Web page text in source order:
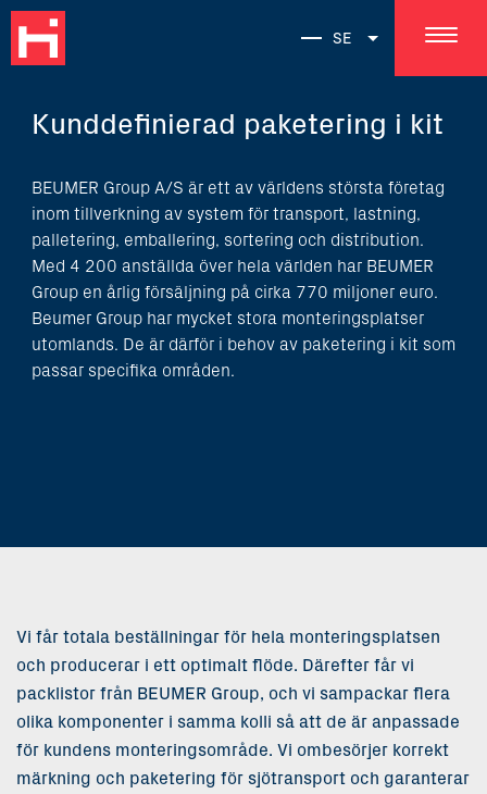
SE
Kunddefinierad paketering i kit
BEUMER Group A/S är ett av världens största företag
inom tillverkning av system för transport, lastning,
palletering, emballering, sortering och distribution.
Med 4 200 anställda över hela världen har BEUMER
Group en årlig försäljning på cirka 770 miljoner euro.
Beumer Group har mycket stora monteringsplatser
utomlands. De är därför i behov av paketering i kit som
passar specifika områden.
Vi får totala beställningar för hela monteringsplatsen
och producerar i ett optimalt flöde. Därefter får vi
packlistor från BEUMER Group, och vi sampackar flera
olika komponenter i samma kolli så att de är anpassade
för kundens monteringsområde. Vi ombesörjer korrekt
märkning och paketering för sjötransport och garanterar